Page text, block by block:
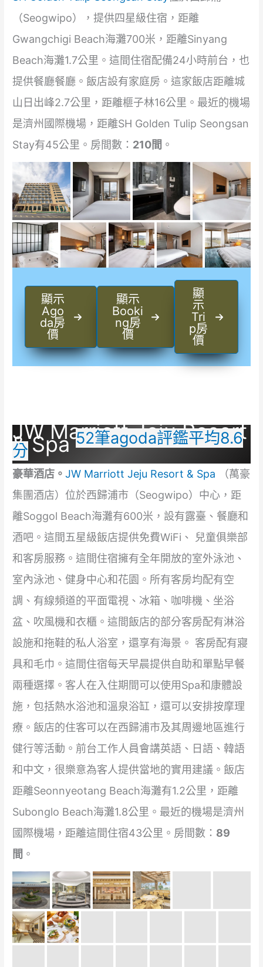
（Seogwipo），提供四星級住宿，距離
Gwangchigi Beach海灘700米，距離Sinyang
Beach海灘1.7公里。這間住宿配備24小時前台，也
提供餐廳餐廳。飯店設有家庭房。這家飯店距離城
山日出峰2.7公里，距離榧子林16公里。最近的機場
是濟州國際機場，距離SH Golden Tulip Seongsan
Stay有45公里。房間數： 210間 。
顯示
Ago
da房
價
顯示
Booki
ng房
價
顯
示
Tri
p房
價
JW Marriott Jeju Resort
& Spa52筆agoda評鑑平均8.6
分
豪華酒店。JW Marriott Jeju Resort & Spa （萬豪
集團酒店）位於西歸浦市（Seogwipo）中心，距
離Soggol Beach海灘有600米，設有露臺、餐廳和
酒吧。這間五星級飯店提供免費WiFi、 兒童俱樂部
和客房服務。這間住宿擁有全年開放的室外泳池、
室內泳池、健身中心和花園。所有客房均配有空
調、有線頻道的平面電視、冰箱、咖啡機、坐浴
盆、吹風機和衣櫃。這間飯店的部分客房配有淋浴
設施和拖鞋的私人浴室，還享有海景。 客房配有寢
具和毛巾。這間住宿每天早晨提供自助和單點早餐
兩種選擇。客人在入住期間可以使用Spa和康體設
施，包括熱水浴池和溫泉浴缸，還可以安排按摩理
療。飯店的住客可以在西歸浦市及其周邊地區進行
健行等活動。前台工作人員會講英語、日語、韓語
和中文，很樂意為客人提供當地的實用建議。飯店
距離Seonnyeotang Beach海灘有1.2公里，距離
Subonglo Beach海灘1.8公里。最近的機場是濟州
國際機場，距離這間住宿43公里。房間數： 89
間 。